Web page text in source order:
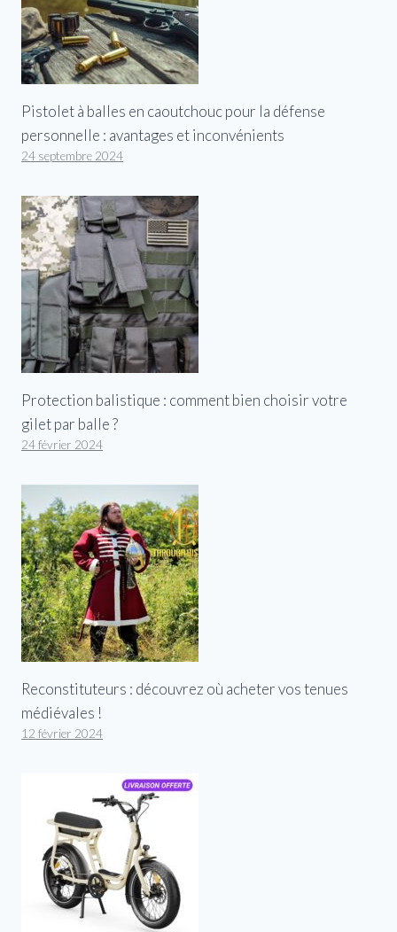
Pistolet à balles en caoutchouc pour la défense
personnelle : avantages et inconvénients
24 septembre 2024
Protection balistique : comment bien choisir votre
gilet par balle ?
24 février 2024
Reconstituteurs : découvrez où acheter vos tenues
médiévales !
12 février 2024